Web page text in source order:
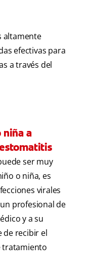
altamente
efectivas para
a través del
niña a
ser muy
o niña, es
virales
profesional de
y a su
de recibir el
tratamiento